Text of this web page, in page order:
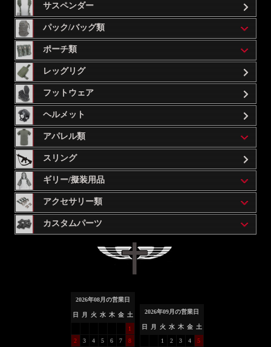
サスペンダー
パック/バッグ類
ポーチ類
レッグリグ
フットウェア
ヘルメット
アパレル類
スリング
ギリー/擬装用品
アクセサリー類
カスタムパーツ
2026年08月の営業日
日 月 火 水 木 金 土
1
2
3 4 5 6 7 8
2026年09月の営業日
日 月 火 水 木 金 土
1 2 3 4 5